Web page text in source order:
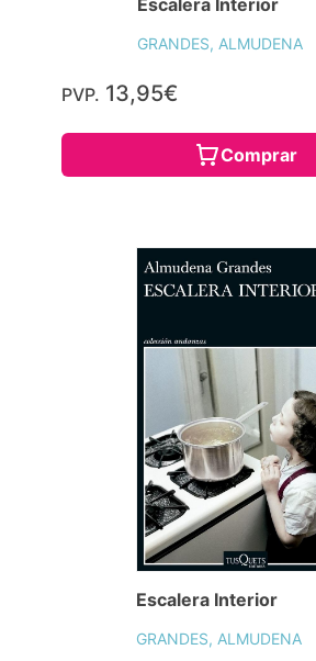
GRANDES, ALMUDENA
PVP. 13,95€
Comprar
Escalera Interior
GRANDES, ALMUDENA